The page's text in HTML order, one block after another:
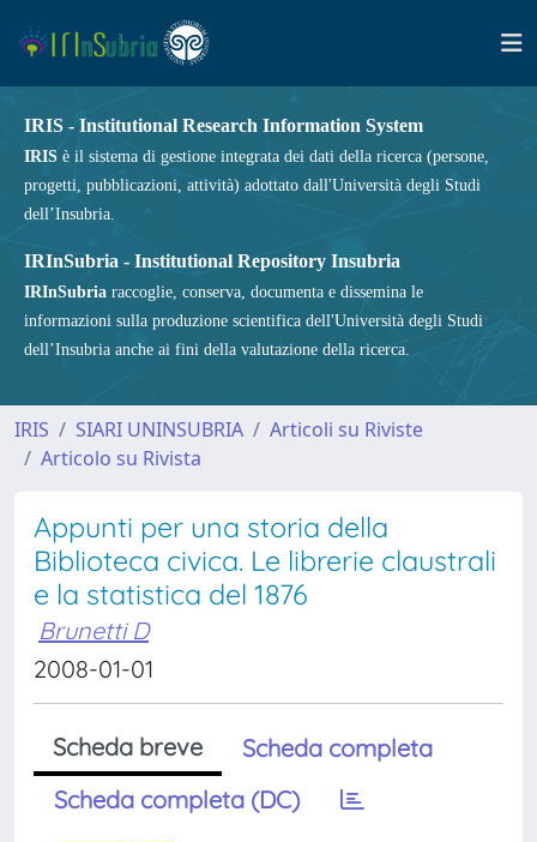
IRIS - Institutional Research Information System
IRIS è il sistema di gestione integrata dei dati della ricerca (persone,
progetti, pubblicazioni, attività) adottato dall'Università degli Studi
dell’Insubria.
IRInSubria - Institutional Repository Insubria
IRInSubria raccoglie, conserva, documenta e dissemina le
informazioni sulla produzione scientifica dell'Università degli Studi
dell’Insubria anche ai fini della valutazione della ricerca.
IRIS SIARI UNINSUBRIA
Articoli su Riviste
Articolo su Rivista
Appunti per una storia della
Biblioteca civica. Le librerie claustrali
e la statistica del 1876
Brunetti D
2008-01-01
Scheda breve
Scheda completa
Scheda completa (DC)